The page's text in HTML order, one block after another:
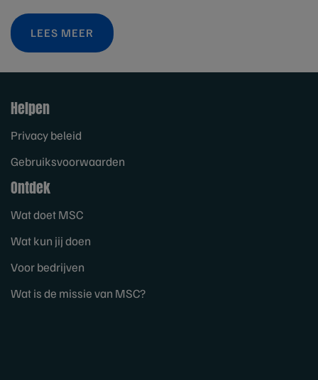
LEES MEER
Helpen
Privacy beleid
Gebruiksvoorwaarden
Ontdek
Wat doet MSC
Wat kun jij doen
Voor bedrijven
Wat is de missie van MSC?